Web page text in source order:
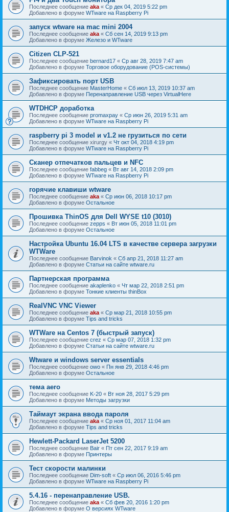
Последнее сообщение aka « Ср дек 04, 2019 5:22 pm
Добавлено в форуме WTware на Raspberry Pi
запуск wtware на mac mini 2004
Последнее сообщение aka « Сб сен 14, 2019 9:13 pm
Добавлено в форуме Железо и WTware
Citizen CLP-521
Последнее сообщение bernard17 « Ср авг 28, 2019 7:47 am
Добавлено в форуме Торговое оборудование (POS-системы)
Зафиксировать порт USB
Последнее сообщение MasterHome « Сб июл 13, 2019 10:37 am
Добавлено в форуме Перенаправление USB через VirtualHere
WTDHCP доработка
Последнее сообщение promaxpay « Ср июн 26, 2019 5:31 am
Добавлено в форуме WTware на Raspberry Pi
raspberry pi 3 model и v1.2 не грузиться по сети
Последнее сообщение xirurgy « Чт окт 04, 2018 4:19 pm
Добавлено в форуме WTware на Raspberry Pi
Сканер отпечатков пальцев и NFC
Последнее сообщение fabbeg « Вт авг 14, 2018 2:09 pm
Добавлено в форуме WTware на Raspberry Pi
горячие клавиши wtware
Последнее сообщение aka « Ср июн 06, 2018 10:17 pm
Добавлено в форуме Остальное
Прошивка ThinOS для Dell WYSE t10 (3010)
Последнее сообщение zepps « Вт июн 05, 2018 11:01 pm
Добавлено в форуме Остальное
Настройка Ubuntu 16.04 LTS в качестве сервера загрузки
WTWare
Последнее сообщение Barvinok « Сб апр 21, 2018 11:27 am
Добавлено в форуме Статьи на сайте wtware.ru
Партнерская программа
Последнее сообщение akaplenko « Чт мар 22, 2018 2:51 pm
Добавлено в форуме Тонкие клиенты thinBox
RealVNC VNC Viewer
Последнее сообщение aka « Ср мар 21, 2018 10:55 pm
Добавлено в форуме Tips and tricks
WTWare на Centos 7 (быстрый запуск)
Последнее сообщение crez « Ср мар 07, 2018 1:32 pm
Добавлено в форуме Статьи на сайте wtware.ru
Wtware и windows server essentials
Последнее сообщение owo « Пн янв 29, 2018 4:46 pm
Добавлено в форуме Остальное
тема aero
Последнее сообщение K-20 « Вт ноя 28, 2017 5:29 pm
Добавлено в форуме Методы загрузки
Таймаут экрана ввода пароля
Последнее сообщение aka « Ср ноя 01, 2017 11:04 am
Добавлено в форуме Tips and tricks
Hewlett-Packard LaserJet 5200
Последнее сообщение Bair « Пт сен 22, 2017 9:19 am
Добавлено в форуме Принтеры
Тест скорости малинки
Последнее сообщение Dim-soft « Ср июл 06, 2016 5:46 pm
Добавлено в форуме WTware на Raspberry Pi
5.4.16 - перенаправление USB.
Последнее сообщение aka « Сб фев 20, 2016 1:20 pm
Добавлено в форуме О версиях WTware